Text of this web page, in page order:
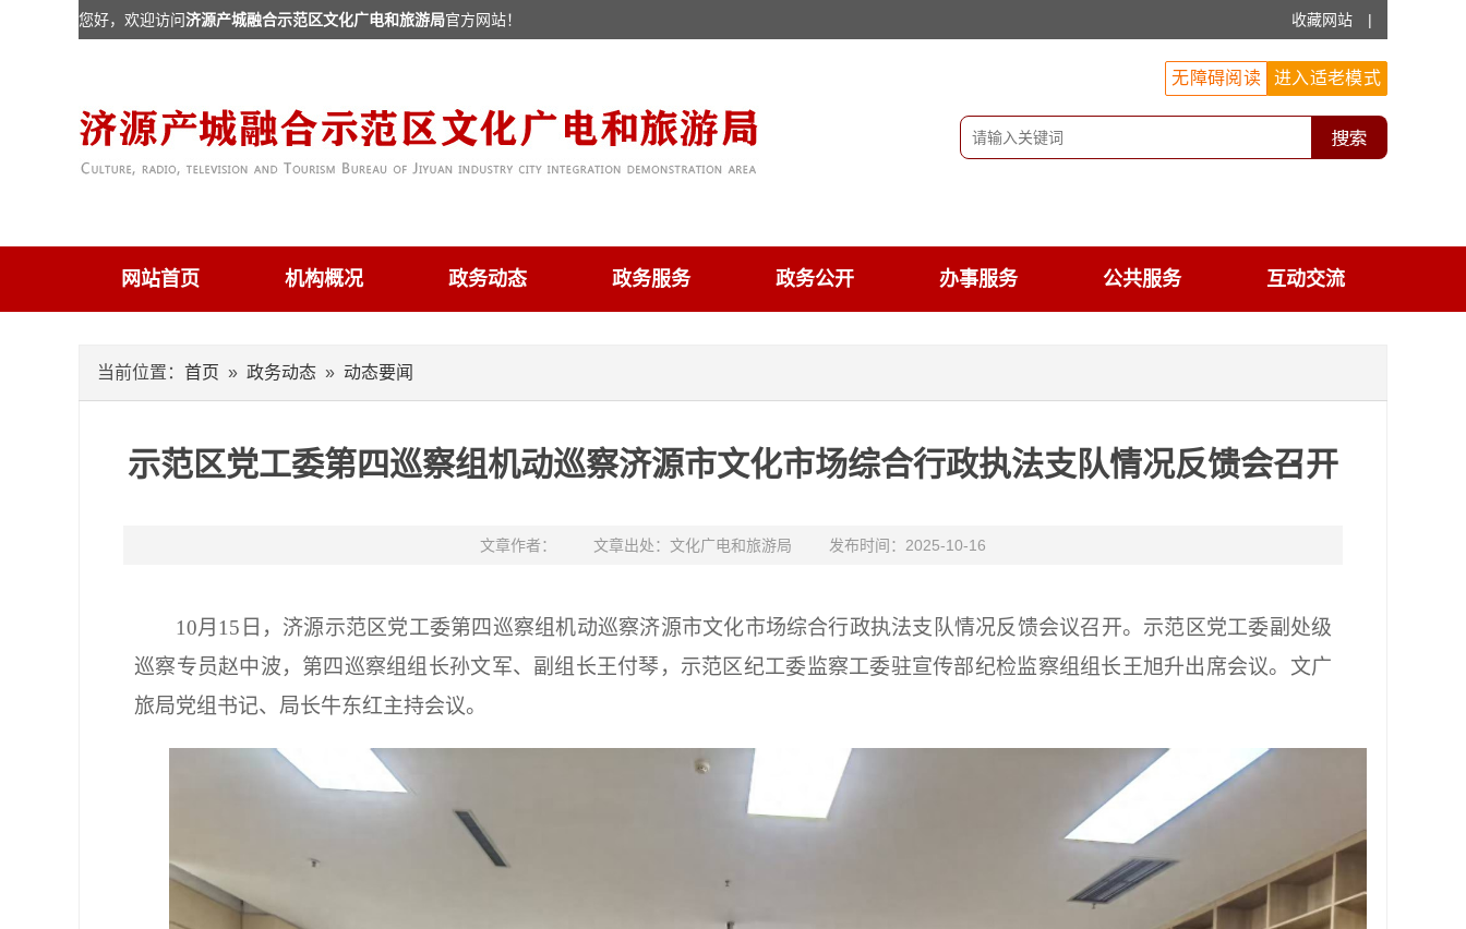
您好，欢迎访问济源产城融合示范区文化广电和旅游局官方网站！ 收藏网站 |
进入适老模式
无障碍阅读
网站首页 机构概况 政务动态 政务服务 政务公开 办事服务 公共服务 互动交流
当前位置： 首页 » 政务动态 » 动态要闻
示范区党工委第四巡察组机动巡察济源市文化市场综合行政执法支队情况反馈会召开
文章作者： 文章出处：文化广电和旅游局 发布时间：2025-10-16
10月15日，济源示范区党工委第四巡察组机动巡察济源市文化市场综合行政执法支队情况反馈会议召开。示范区党工委副处级
巡察专员赵中波，第四巡察组组长孙文军、副组长王付琴，示范区纪工委监察工委驻宣传部纪检监察组组长王旭升出席会议。文广
旅局党组书记、局长牛东红主持会议。